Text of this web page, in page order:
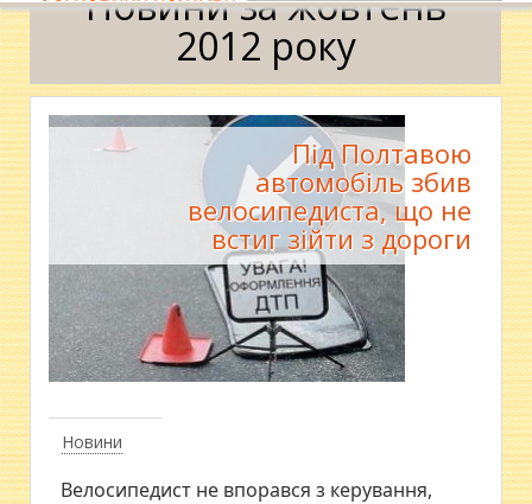
2012 року
Новини
Під Полтавою
автомобіль збив
велосипедиста, що не
встиг зійти з дороги
Велосипедист не впорався з керування,